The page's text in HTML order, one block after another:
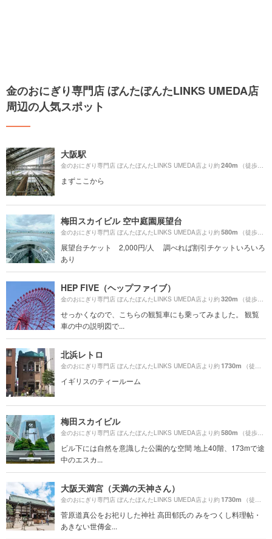
金のおにぎり専門店 ぼんたぼんたLINKS UMEDA店
周辺の人気スポット
大阪駅
金のおにぎり専門店 ぼんたぼんたLINKS UMEDA店より約240m （徒歩5分）
まずここから
梅田スカイビル 空中庭園展望台
金のおにぎり専門店 ぼんたぼんたLINKS UMEDA店より約580m （徒歩10分）
展望台チケット 2,000円/人 調べれば割引チケットいろいろ
あり
HEP FIVE（ヘップファイブ）
金のおにぎり専門店 ぼんたぼんたLINKS UMEDA店より約320m （徒歩6分）
せっかくなので、こちらの観覧車にも乗ってみました。 観覧
車の中の説明図で...
北浜レトロ
金のおにぎり専門店 ぼんたぼんたLINKS UMEDA店より約1730m （徒歩29分）
イギリスのティールーム
梅田スカイビル
金のおにぎり専門店 ぼんたぼんたLINKS UMEDA店より約580m （徒歩10分）
ビル下には自然を意識した公園的な空間 地上40階、173mで途
中のエスカ...
大阪天満宮（天満の天神さん）
金のおにぎり専門店 ぼんたぼんたLINKS UMEDA店より約1730m （徒歩29分）
菅原道真公をお祀りした神社 高田郁氏の みをつくし料理帖・
あきない世傳金...